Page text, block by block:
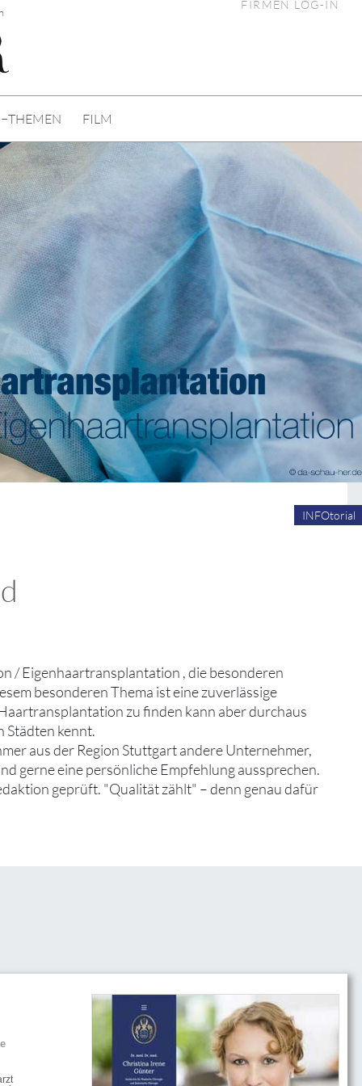
FIRMEN LOG-IN
FILM
INFOtorial
/ Eigenhaartransplantation , die besonderen
besonderen Thema ist eine zuverlässige
zu finden kann aber durchaus
Städten kennt.
aus der Region Stuttgart andere Unternehmer,
gerne eine persönliche Empfehlung aussprechen.
geprüft. "Qualität zählt" – denn genau dafür